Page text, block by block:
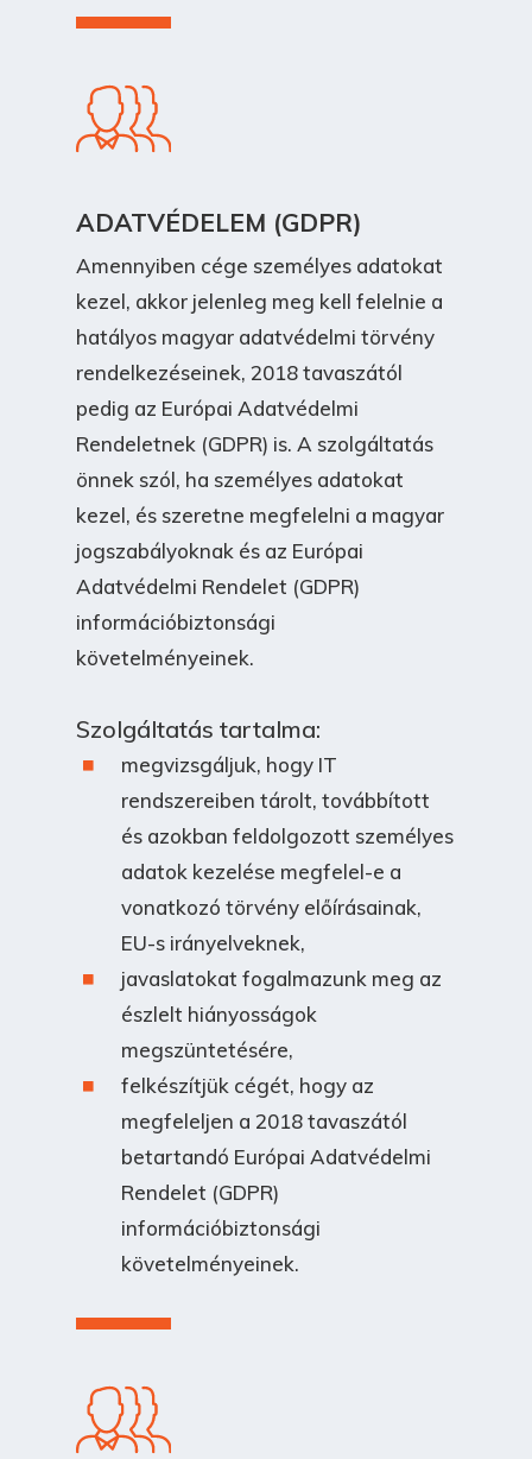
ADATVÉDELEM (GDPR)
Amennyiben cége személyes adatokat
kezel, akkor jelenleg meg kell felelnie a
hatályos magyar adatvédelmi törvény
rendelkezéseinek, 2018 tavaszától
pedig az Európai Adatvédelmi
Rendeletnek (GDPR) is. A szolgáltatás
önnek szól, ha személyes adatokat
kezel, és szeretne megfelelni a magyar
jogszabályoknak és az Európai
Adatvédelmi Rendelet (GDPR)
információbiztonsági
követelményeinek.
Szolgáltatás tartalma:
megvizsgáljuk, hogy IT
rendszereiben tárolt, továbbított
és azokban feldolgozott személyes
adatok kezelése megfelel-e a
vonatkozó törvény előírásainak,
EU-s irányelveknek,
javaslatokat fogalmazunk meg az
észlelt hiányosságok
megszüntetésére,
felkészítjük cégét, hogy az
megfeleljen a 2018 tavaszától
betartandó Európai Adatvédelmi
Rendelet (GDPR)
információbiztonsági
követelményeinek.